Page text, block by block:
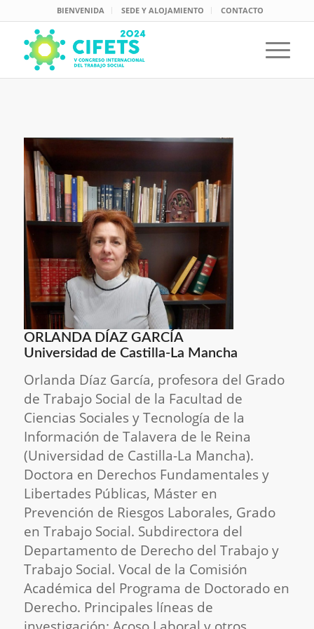
BIENVENIDA SEDE Y ALOJAMIENTO CONTACTO
ORLANDA DÍAZ GARCÍA
Universidad de Castilla-La Mancha
Orlanda Díaz García, profesora del Grado
de Trabajo Social de la Facultad de
Ciencias Sociales y Tecnología de la
Información de Talavera de le Reina
(Universidad de Castilla-La Mancha).
Doctora en Derechos Fundamentales y
Libertades Públicas, Máster en
Prevención de Riesgos Laborales, Grado
en Trabajo Social. Subdirectora del
Departamento de Derecho del Trabajo y
Trabajo Social. Vocal de la Comisión
Académica del Programa de Doctorado en
Derecho. Principales líneas de